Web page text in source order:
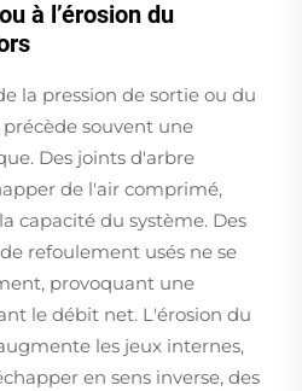
à l’érosion du
la pression de sortie ou du
souvent une
Des joints d'arbre
de l'air comprimé,
capacité du système. Des
refoulement usés ne se
provoquant une
le débit net. L'érosion du
les jeux internes,
en sens inverse, des